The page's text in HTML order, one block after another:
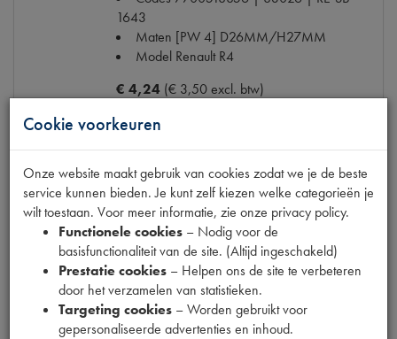
1643
Maten [PW 4] D26MM/H27MM
Model Renault R4
€ 4,24 (€ 3,50 excl. btw)
DRAAGARM RUBBER L/R ONDER
Model7701348454
Productnummer2300025
Codes
0854588500 | 0855842600
Maten [PW2] D14X27MM - L40X45MM
Model Renault R4
Cookie voorkeuren
Onze website maakt gebruik van cookies zodat we je de beste
service kunnen bieden. Je kunt zelf kiezen welke categorieën je
wilt toestaan. Voor meer informatie, zie onze privacy policy.
Functionele cookies – Nodig voor de
basisfunctionaliteit van de site. (Altijd ingeschakeld)
Prestatie cookies – Helpen ons de site te verbeteren
door het verzamelen van statistieken.
Targeting cookies – Worden gebruikt voor
gepersonaliseerde advertenties en inhoud.